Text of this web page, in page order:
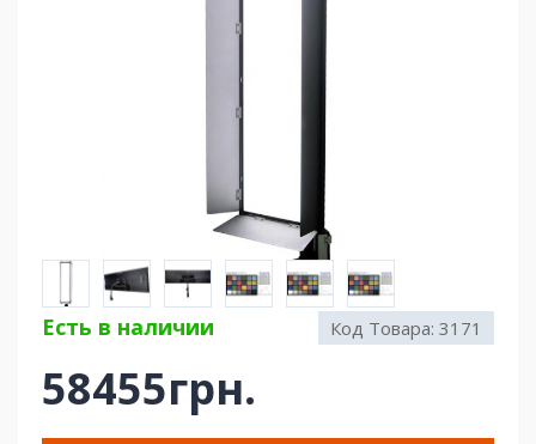
Есть в наличии Код Товара: 3171
58455грн.